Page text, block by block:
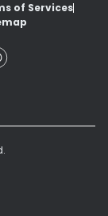
of Services